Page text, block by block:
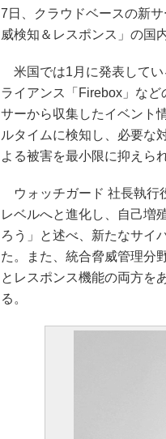
7日、クラウドベースの新
威検知＆レスポンス」の国
米国では1月に発表してい
ライアンス「Firebox」な
サーから収集したイベント
ルタイムに検知し、必要な
よる被害を最小限に抑えら
ウォッチガード 社長執行
レベルへと進化し、自己増
ろう」と述べ、新たなサイ
た。また、統合脅威管理分
とレスポンス機能の両方を
る。